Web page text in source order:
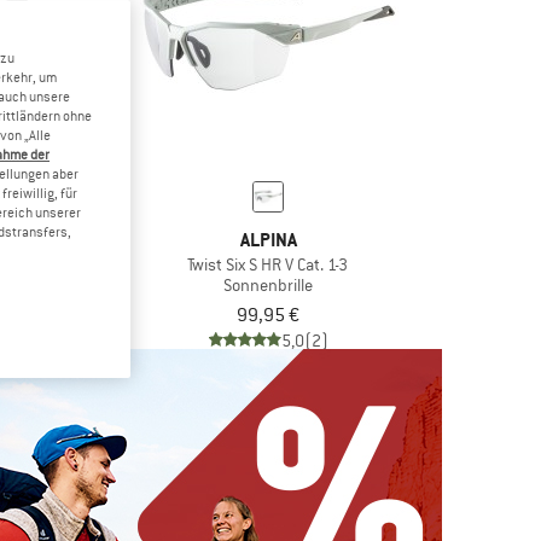
ALPINA
Twist Six S HR V Cat. 1-3
Sonnenbrille
99,95 €
5,0(2)
um
unsere
ohne
„Alle
der
aber
freiwillig, für
unserer